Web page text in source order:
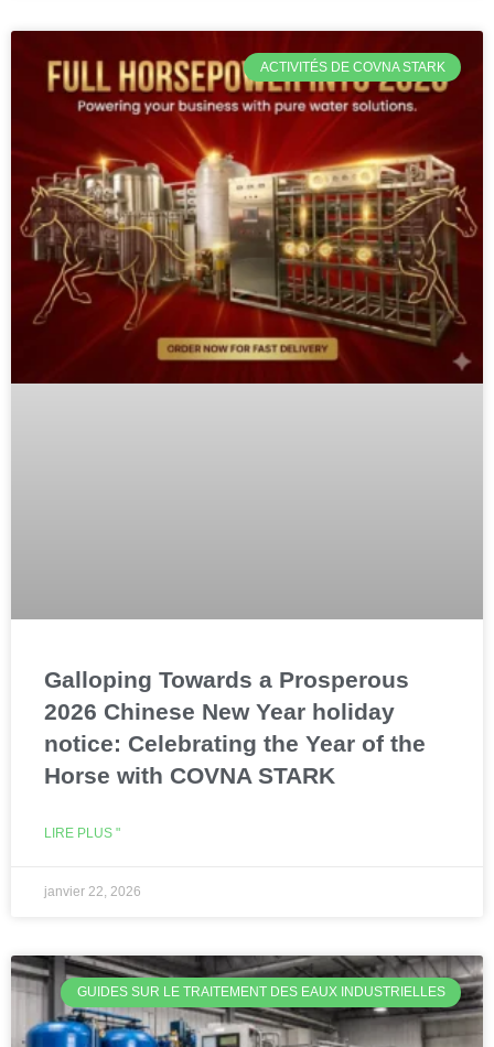
ACTIVITÉS DE COVNA STARK
Galloping Towards a Prosperous
2026 Chinese New Year holiday
notice: Celebrating the Year of the
Horse with COVNA STARK
LIRE PLUS "
janvier 22, 2026
GUIDES SUR LE TRAITEMENT DES EAUX INDUSTRIELLES